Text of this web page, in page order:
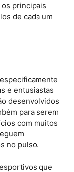
principais
de cada um
e entusiastas
desenvolvidos
para serem
com muitos
no pulso.
que